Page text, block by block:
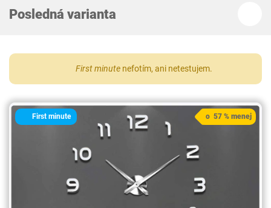
Posledná varianta
First minute nefotím, ani netestujem.
First minute o 57 % menej